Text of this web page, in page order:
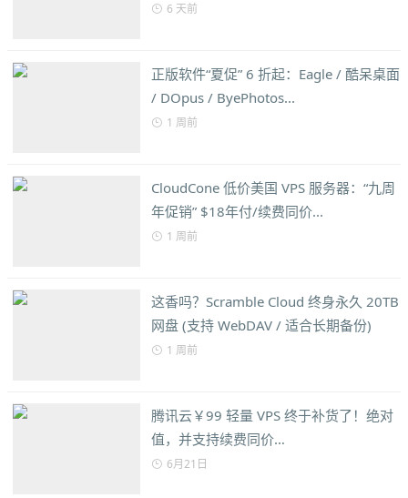
6 天前
正版软件“夏促” 6 折起：Eagle / 酷呆桌面
/ DOpus / ByePhotos...
1 周前
CloudCone 低价美国 VPS 服务器：“九周
年促销” $18年付/续费同价...
1 周前
这香吗？Scramble Cloud 终身永久 20TB
网盘 (支持 WebDAV / 适合长期备份)
1 周前
腾讯云￥99 轻量 VPS 终于补货了！绝对
值，并支持续费同价…
6月21日